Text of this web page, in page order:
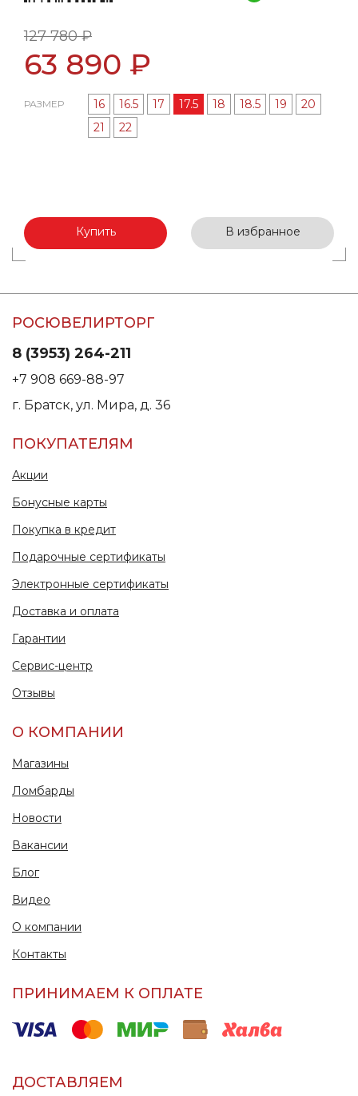
127 780 ₽
63 890 ₽
РАЗМЕР 16 16.5 17 17.5 18 18.5 19
20
21
22
Купить В избранное
РОСЮВЕЛИРТОРГ
8 (3953) 264-211
+7 908 669-88-97
г. Братск, ул. Мира, д. 36
ПОКУПАТЕЛЯМ
Акции
Бонусные карты
Покупка в кредит
Подарочные сертификаты
Электронные сертификаты
Доставка и оплата
Гарантии
Сервис-центр
Отзывы
О КОМПАНИИ
Магазины
Ломбарды
Новости
Вакансии
Блог
Видео
О компании
Контакты
ПРИНИМАЕМ К ОПЛАТЕ
ДОСТАВЛЯЕМ